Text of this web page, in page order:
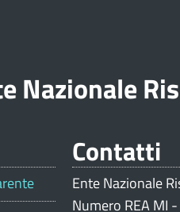
Nazionale
Contatti
Ente Nazionale
Numero REA MI